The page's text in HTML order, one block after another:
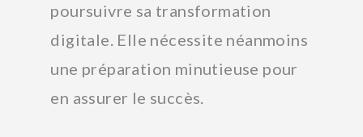
poursuivre sa transformation
digitale. Elle nécessite néanmoins
une préparation minutieuse pour
en assurer le succès.